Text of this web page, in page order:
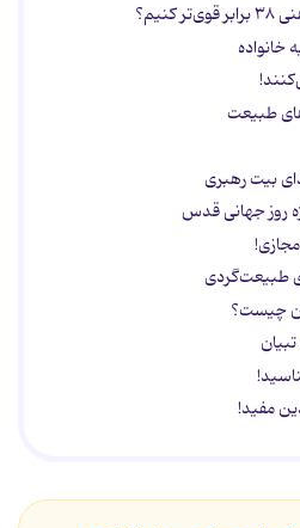
طبیعت
بیت رهبری
روز جهانی قدس
چیست؟
مفید!